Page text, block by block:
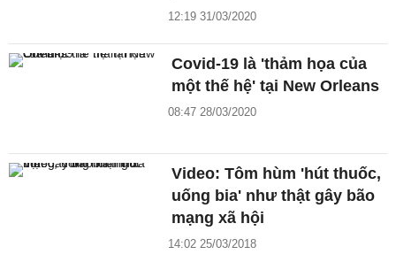
12:19 31/03/2020
Covid-19 là 'thảm họa của
một thế hệ' tại New Orleans
08:47 28/03/2020
Video: Tôm hùm 'hút thuốc,
uống bia' như thật gây bão
mạng xã hội
14:02 25/03/2018